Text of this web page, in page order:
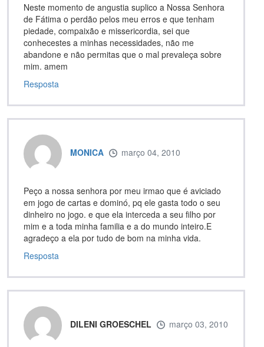
Neste momento de angustia suplico a Nossa Senhora
de Fátima o perdão pelos meu erros e que tenham
piedade, compaixão e missericordia, sei que
conhecestes a minhas necessidades, não me
abandone e não permitas que o mal prevaleça sobre
mim. amem
Resposta
MONICA março 04, 2010
Peço a nossa senhora por meu irmao que é aviciado
em jogo de cartas e dominó, pq ele gasta todo o seu
dinheiro no jogo. e que ela interceda a seu filho por
mim e a toda minha familia e a do mundo inteiro.E
agradeço a ela por tudo de bom na minha vida.
Resposta
DILENI GROESCHEL março 03, 2010